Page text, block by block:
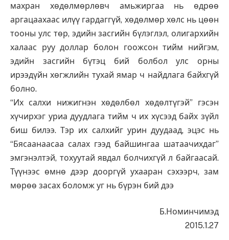
махран хөдөлмөрлөвч амьжиргаа нь өдрөө
аргацаахаас илүү гардаггүй, хөдөлмөр хөлс нь цөөн
тооны улс төр, эдийн засгийн бүлэглэл, олигархийн
халаас руу доллар болон гоожсон тийм нийгэм,
эдийн засгийн бүтэц бий болбол улс орны
ирээдүйн хөгжлийн тухай ямар ч найдлага байхгүй
болно.
“Их салхи нижигнэн хөдөлбөл хөдөлтүгэй” гэсэн
хүчирхэг уриа дуудлага тийм ч их хүсээд байх зүйл
биш билээ. Тэр их салхийг урин дуудаад, эцэс нь
“Бясаанаасаа салах гээд байшингаа шатаачихдаг”
эмгэнэлтэй, тохуутай явдал болчихгүй л байгаасай.
Түүнээс өмнө дээр дооргүй ухааран сэхээрч, зам
мөрөө засах боломж уг нь бүрэн бий дээ
Б.Номинчимэд
2015.1.27